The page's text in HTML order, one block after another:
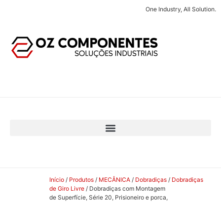
One Industry, All Solution.
Início / Produtos / MECÂNICA / Dobradiças / Dobradiças
de Giro Livre / Dobradiças com Montagem
de Superfície, Série 20, Prisioneiro e porca,